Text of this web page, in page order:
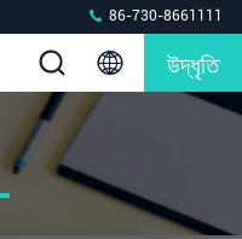
86-730-8661111
উদ্ধৃতি